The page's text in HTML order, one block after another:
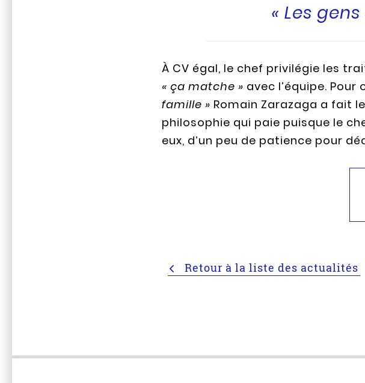
« Les
À CV égal, le chef privilégie les
« ça matche » avec l’équipe.
famille » Romain Zarazaga a fait
philosophie qui paie puisque le
eux, d’un peu de patience pour
Retour à la liste des actualités